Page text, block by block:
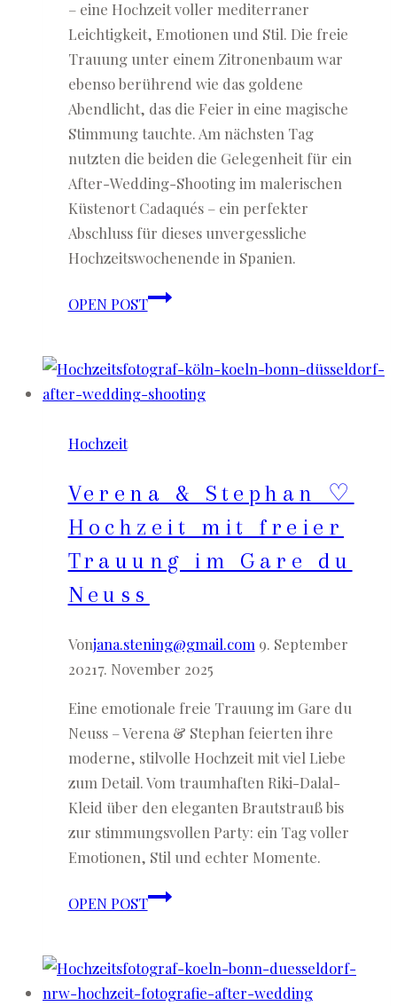
– eine Hochzeit voller mediterraner
Leichtigkeit, Emotionen und Stil. Die freie
Trauung unter einem Zitronenbaum war
ebenso berührend wie das goldene
Abendlicht, das die Feier in eine magische
Stimmung tauchte. Am nächsten Tag
nutzten die beiden die Gelegenheit für ein
After-Wedding-Shooting im malerischen
Küstenort Cadaqués – ein perfekter
Abschluss für dieses unvergessliche
Hochzeitswochenende in Spanien.
OPEN POSTAntonia
♡
Auslandshochzeit
Hochzeit
Verena & Stephan ♡
Hochzeit mit freier
Trauung im Gare du
Neuss
Vonjana.stening@gmail.com 9. September
20217. November 2025
Eine emotionale freie Trauung im Gare du
Neuss – Verena & Stephan feierten ihre
moderne, stilvolle Hochzeit mit viel Liebe
zum Detail. Vom traumhaften Riki-Dalal-
Kleid über den eleganten Brautstrauß bis
zur stimmungsvollen Party: ein Tag voller
Emotionen, Stil und echter Momente.
OPEN POSTVerena
♡
Hochzeit